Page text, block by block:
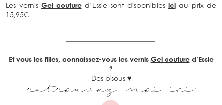
Les vernis Gel coutured’Essie sont disponibles iciau prix de
15,95€.
Et vous les filles, connaissez-vous les vernis Gel coutured’Essie
?
Des bisous ♥